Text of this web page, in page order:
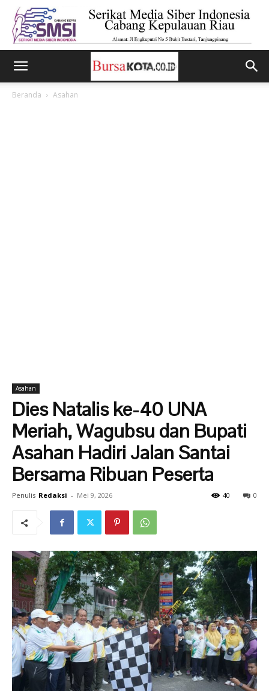
Beranda Asahan
Asahan
Dies Natalis ke-40 UNA
Meriah, Wagubsu dan Bupati
Asahan Hadiri Jalan Santai
Bersama Ribuan Peserta
Penulis Redaksi - Mei 9, 2026 0
40